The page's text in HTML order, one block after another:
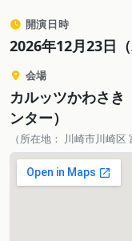
開演日時
2026年12月23日
会場
カルッツかわさき
ンター）
（所在地： 川崎市川崎区